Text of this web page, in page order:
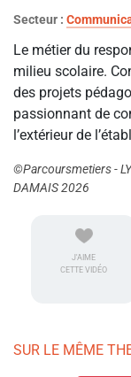
Secteur :
Le métier du
milieu scolaire.
des projets
passionnant de
l’extérieur de
©Parcoursmetiers -
DAMAIS 2026
J'AIME
CETTE VIDÉO
SUR LE MÊME